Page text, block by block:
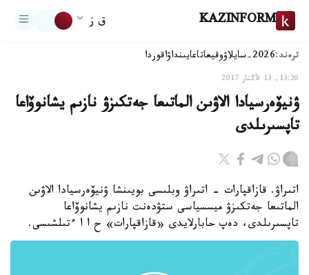
KAZINFORM ق ز
ترەند:2026-سايلاۋ وقيعاتاعايىنداۋاقوردا
13:26, 13 قاڭتار 2017
ۋنيۆەرسيادا الاۋىن الماتىعا جەتكىزۋ نازىم يشانوۆاعا
تاپسىرىلدى
اتىراۋ. قازاقپارات - اتىراۋ وبلىسى بويىنشا ۋنيۆەرسيادا الاۋىن
الماتىعا جەتكىزۋ ميسسياسى ستۋدەنت نازىم يشانوۆاعا
تاپسىرىلدى، دەپ حابارلايدى «قازاقپارات» ح ا ا ءتىلشىسى.